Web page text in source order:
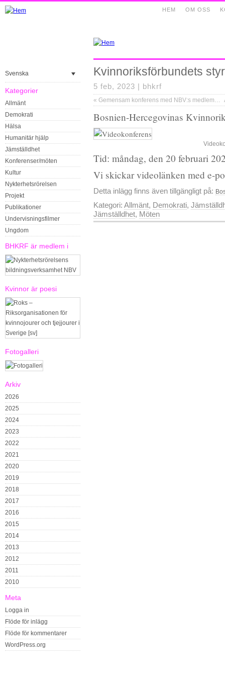
OM OSS
HEM
Svenska
Kategorier
Allmänt
Demokrati
Hälsa
Humanitär hjälp
Jämställdhet
Konferenser/möten
Kultur
Nykterhetsrörelsen
Projekt
Publikationer
Undervisningsfilmer
Ungdom
BHKRF är medlem i
Kvinnor är poesi
Fotogalleri
Arkiv
2026
2025
2024
2023
2022
2021
2020
2019
2018
2017
2016
2015
2014
2013
2012
2011
2010
Meta
Logga in
Flöde för inlägg
Flöde för kommentarer
WordPress.org
Kvinnoriksförbundets
5 feb, 2023 | bhkrf
« Gemensam konferens med NBV:s medlems- och samarbetsorganisationer 2023
Bosnien-Hercegovinas
Tid: måndag, den 20 februari
Vi skickar videolänken med e-
Detta inlägg finns även tillgängligt på:
Kategori: Allmänt, Demokrati,
Jämställdhet, Möten